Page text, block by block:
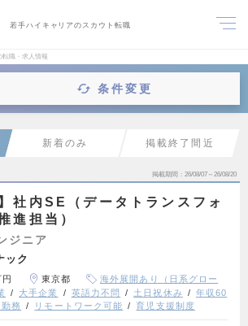
若手ハイキャリアのスカウト転職
転職・求人情報
条件変更
新着のみ 掲載終了間近
掲載期間 26/08/07～26/08/20
社内SE（データトランスフォ
進担当）
ジニア
ック
東京都
海外展開あり（日系グロー
大手企業 英語力不問 土日祝休み
年収60
務 リモートワーク可能 育児支援制度